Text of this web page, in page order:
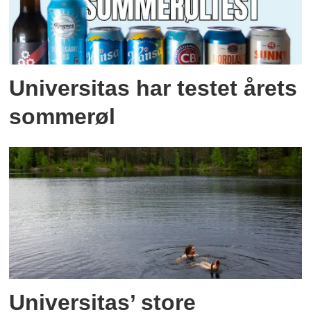
Universitas har testet årets
sommerøl
Universitas’ store